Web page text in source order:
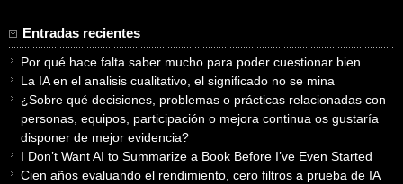
Entradas recientes
Por qué hace falta saber mucho para poder cuestionar bien
La IA en el analisis cualitativo, el significado no se mina
¿Sobre qué decisiones, problemas o prácticas relacionadas con
personas, equipos, participación o mejora continua os gustaría
disponer de mejor evidencia?
I Don’t Want AI to Summarize a Book Before I’ve Even Started
Cien años evaluando el rendimiento, cero filtros a prueba de IA